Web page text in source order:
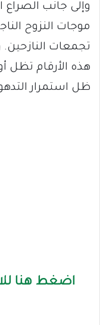
وإلى جانب الصراع
موجات النزوح
تجمعات
هذه الأرقام تظل
ظل استمرار
اضغط هنا